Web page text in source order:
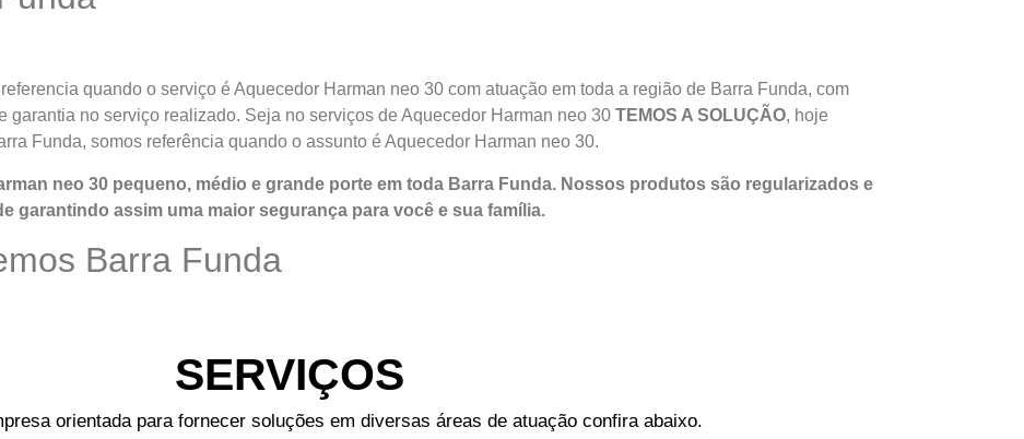
quando o serviço é Aquecedor Harman neo 30 com atuação em toda a região de Barra Funda, com
no serviço realizado. Seja no serviços de Aquecedor Harman neo 30 TEMOS A SOLUÇÃO, hoje
Funda, somos referência quando o assunto é Aquecedor Harman neo 30.
neo 30 pequeno, médio e grande porte em toda Barra Funda. Nossos produtos são regularizados e
garantindo assim uma maior segurança para você e sua família.
Barra Funda
SERVIÇOS
orientada para fornecer soluções em diversas áreas de atuação confira abaixo.